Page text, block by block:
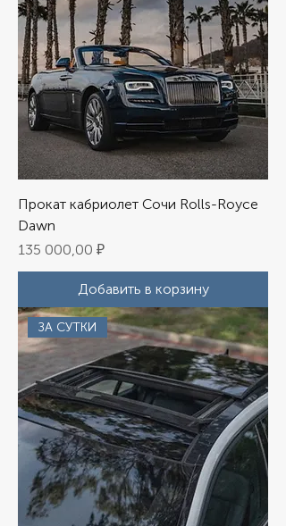
Прокат кабриолет Сочи Rolls-Royce
Dawn
Цена
135 000,00 ₽
Добавить в корзину
ЗА СУТКИ